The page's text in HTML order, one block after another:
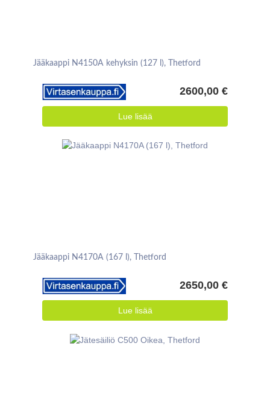
Jääkaappi N4150A kehyksin (127 l), Thetford
2600,00 €
Lue lisää
Jääkaappi N4170A (167 l), Thetford
2650,00 €
Lue lisää